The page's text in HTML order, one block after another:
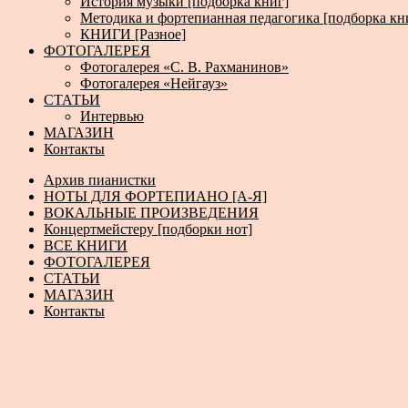
Методика и фортепианная педагогика [подборка
КНИГИ [Разное]
ФОТОГАЛЕРЕЯ
Фотогалерея «С. В. Рахманинов»
Фотогалерея «Нейгауз»
СТАТЬИ
Интервью
МАГАЗИН
Контакты
Архив пианистки
НОТЫ ДЛЯ ФОРТЕПИАНО [А-Я]
ВОКАЛЬНЫЕ ПРОИЗВЕДЕНИЯ
Концертмейстеру [подборки нот]
ВСЕ КНИГИ
ФОТОГАЛЕРЕЯ
СТАТЬИ
МАГАЗИН
Контакты